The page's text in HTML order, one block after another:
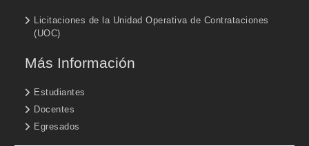
Licitaciones de la Unidad Operativa de Contrataciones
(UOC)
Más Información
Estudiantes
Docentes
Egresados